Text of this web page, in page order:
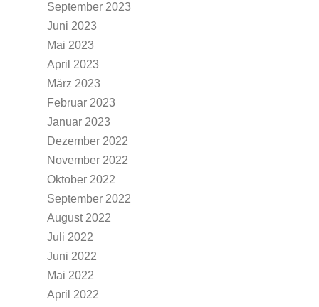
September 2023
Juni 2023
Mai 2023
April 2023
März 2023
Februar 2023
Januar 2023
Dezember 2022
November 2022
Oktober 2022
September 2022
August 2022
Juli 2022
Juni 2022
Mai 2022
April 2022